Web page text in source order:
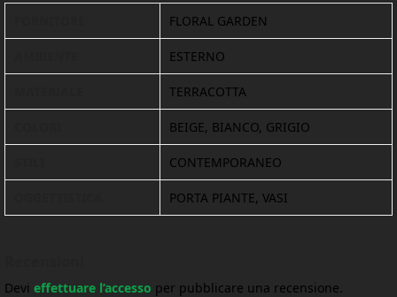
FLORAL GARDEN
ESTERNO
TERRACOTTA
BEIGE, BIANCO, GRIGIO
CONTEMPORANEO
PORTA PIANTE, VASI
Devi effettuare l’accesso per pubblicare una recensione.